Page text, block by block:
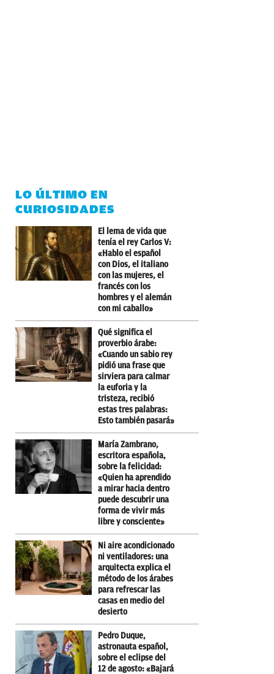
LO ÚLTIMO EN
CURIOSIDADES
El lema de vida que
tenía el rey Carlos V:
«Hablo el español
con Dios, el italiano
con las mujeres, el
francés con los
hombres y el alemán
con mi caballo»
Qué significa el
proverbio árabe:
«Cuando un sabio rey
pidió una frase que
sirviera para calmar
la euforia y la
tristeza, recibió
estas tres palabras:
Esto también pasará»
María Zambrano,
escritora española,
sobre la felicidad:
«Quien ha aprendido
a mirar hacia dentro
puede descubrir una
forma de vivir más
libre y consciente»
Ni aire acondicionado
ni ventiladores: una
arquitecta explica el
método de los árabes
para refrescar las
casas en medio del
desierto
Pedro Duque,
astronauta español,
sobre el eclipse del
12 de agosto: «Bajará